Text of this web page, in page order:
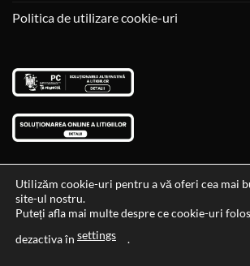
Politica de utilizare cookie-uri
Data si ora ultimei actualizari al stocului si
Utilizăm cookie-uri pentru a vă oferi cea mai
site-ul nostru.
Puteți afla mai multe despre ce cookie-uri
dezactiva în settings .